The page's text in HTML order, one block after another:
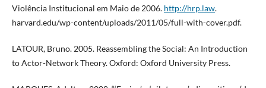
Violência Institucional em Maio de 2006. http://hrp.law.
harvard.edu/wp-content/uploads/2011/05/full-with-cover.pdf.
LATOUR, Bruno. 2005. Reassembling the Social: An Introduction
to Actor-Network Theory. Oxford: Oxford University Press.